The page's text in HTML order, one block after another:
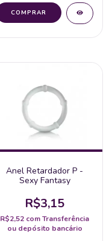
Anel Retardador P -
Sexy Fantasy
R$3,15
R$2,52 comTransferência
ou depósito bancário